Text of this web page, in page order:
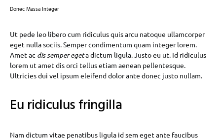
Donec Massa Integer
Ut pede leo libero cum ridiculus quis arcu natoque ullamcorper
eget nulla sociis. Semper condimentum quam integer lorem.
Amet ac dis semper egeta dictum ligula. Justo eu ut. Id ridiculus
lorem ut amet dis orci tellus etiam aenean pellentesque.
Ultricies dui vel ipsum eleifend dolor ante donec justo nullam.
Eu ridiculus fringilla
Nam dictum vitae penatibus ligula id sem eget ante faucibus